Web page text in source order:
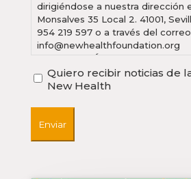
dirigiéndose a nuestra dirección
Monsalves 35 Local 2. 41001,
954 219 597 o a través del
info@newhealthfoundation.org
INFORMACIÓN ADICIONAL:
información adicional en nuestro
Recibir
noticias
Quiero recibir noticias de
New Health